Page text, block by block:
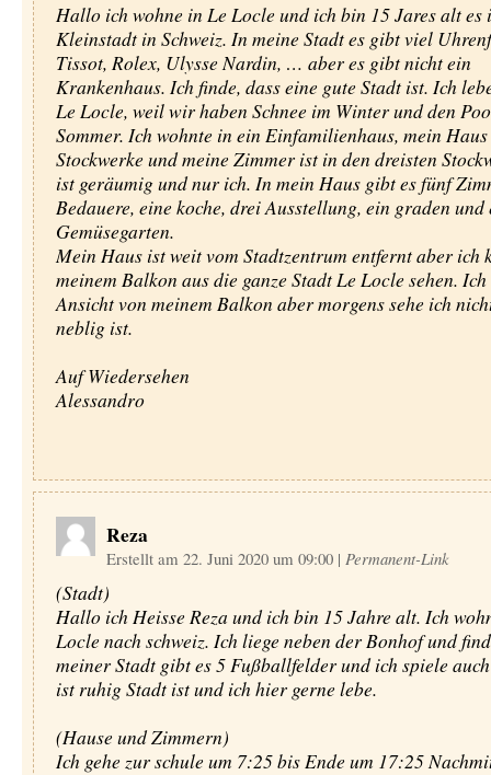
Hallo ich wohne in Le Locle und ich bin 15 Jares alt es
Kleinstadt in Schweiz. In meine Stadt es gibt viel
Tissot, Rolex, Ulysse Nardin, … aber es gibt nicht ein
Krankenhaus. Ich finde, dass eine gute Stadt ist. Ich
Le Locle, weil wir haben Schnee im Winter und den
Sommer. Ich wohnte in ein Einfamilienhaus, mein
Stockwerke und meine Zimmer ist in den dreisten
ist geräumig und nur ich. In mein Haus gibt es fünf
Bedauere, eine koche, drei Ausstellung, ein graden und
Gemüsegarten.
Mein Haus ist weit vom Stadtzentrum entfernt aber ich
meinem Balkon aus die ganze Stadt Le Locle sehen.
Ansicht von meinem Balkon aber morgens sehe ich
neblig ist.
Auf Wiedersehen
Alessandro
Reza
Erstellt am 22. Juni 2020 um 09:00 | Permanent-Link
(Stadt)
Hallo ich Heisse Reza und ich bin 15 Jahre alt. Ich
Locle nach schweiz. Ich liege neben der Bonhof und
meiner Stadt gibt es 5 Fußballfelder und ich spiele
ist ruhig Stadt ist und ich hier gerne lebe.
(Hause und Zimmern)
Ich gehe zur schule um 7:25 bis Ende um 17:25